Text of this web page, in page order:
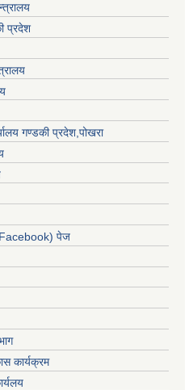
प्रदेश
गण्डकी प्रदेश,पोखरा
पेज
कार्यक्रम